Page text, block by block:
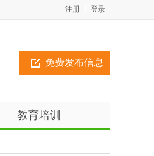
登录
注册
免费发布信息
教育培训